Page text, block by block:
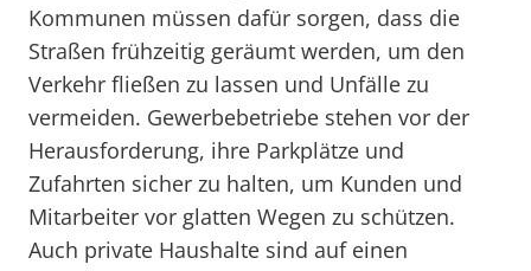
Kommunen müssen dafür sorgen, dass die
Straßen frühzeitig geräumt werden, um den
Verkehr fließen zu lassen und Unfälle zu
vermeiden. Gewerbebetriebe stehen vor der
Herausforderung, ihre Parkplätze und
Zufahrten sicher zu halten, um Kunden und
Mitarbeiter vor glatten Wegen zu schützen.
Auch private Haushalte sind auf einen